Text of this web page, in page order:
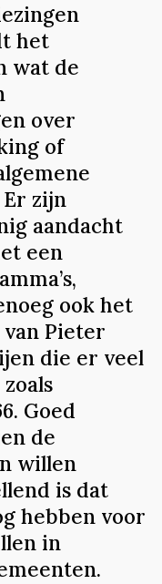
het
wat de
over
of
zijn
aandacht
een
ook het
Pieter
die er veel
Goed
de
willen
is dat
hebben voor
in